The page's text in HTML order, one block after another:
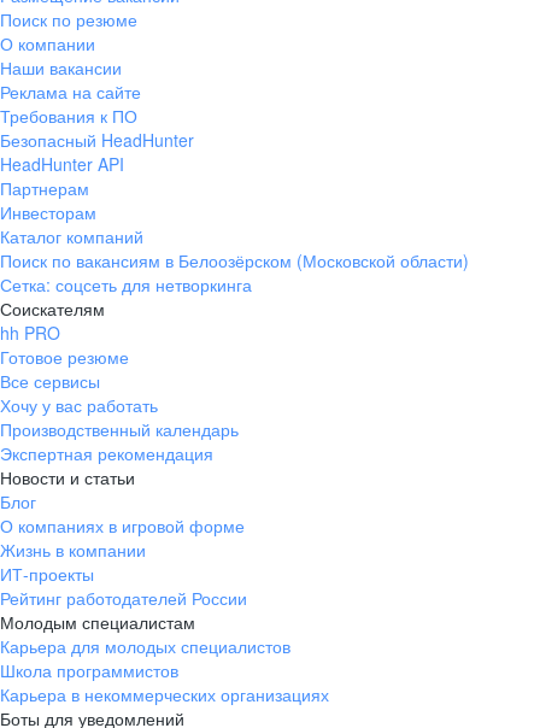
ул. Боевых Дружин, стр. 20,
+7 343 226-79-99
pr@ural.hh.ru
ул. Янковского, д. 169, 7 этаж,
706 каб.
+7 861 205-55-57
pr@krd.hh.ru
Владивосток
пер. Ланинский д. 4, офис 3.4
+7 423 202-33-28
pr@dv.hh.ru
Новосибирск
ул. Большевистская, д. 35,
помещение 21
+7 383 207-94-64
pr@nsk.hh.ru
Минск
Поиск по резюме
О компании
Наши вакансии
Реклама на сайте
Требования к ПО
Безопасный HeadHunter
HeadHunter API
Партнерам
Инвесторам
Каталог компаний
Поиск по вакансиям в Белоозёрском (Московской области)
Сетка: соцсеть для нетворкинга
Соискателям
hh PRO
Готовое резюме
Все сервисы
Хочу у вас работать
Производственный календарь
Экспертная рекомендация
Новости и статьи
Блог
О компаниях в игровой форме
Жизнь в компании
ИТ-проекты
Рейтинг работодателей России
Молодым специалистам
Карьера для молодых специалистов
Школа программистов
Карьера в некоммерческих организациях
Боты для уведомлений